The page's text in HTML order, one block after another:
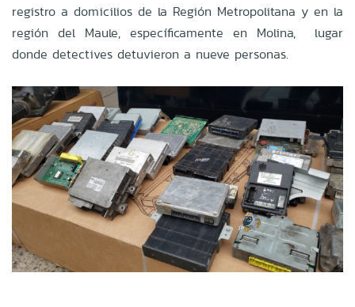
registro a domicilios de la Región Metropolitana y en la
región del Maule, específicamente en Molina, lugar
donde detectives detuvieron a nueve personas.